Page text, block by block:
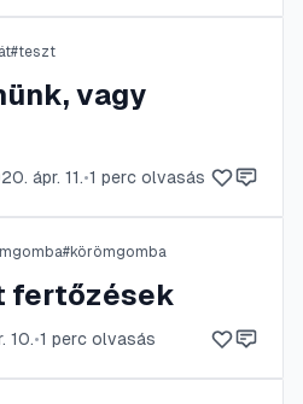
#teszt
vagy
ápr. 11.•1 perc olvasás
#körömgomba
fertőzések
10.•1 perc olvasás